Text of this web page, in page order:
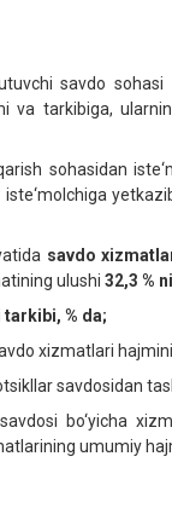
savdo sohasi
va tarkibiga,
sohasidan
savdo
ulushi 32,3 %
% da;
xizmatlari
savdosidan
bo‘yicha
umumiy